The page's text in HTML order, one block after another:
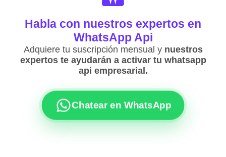
Habla con nuestros expertos en
WhatsApp Api
Adquiere tu suscripción mensual y nuestros
expertos te ayudarán a activar tu whatsapp
api empresarial.
Chatear en WhatsApp